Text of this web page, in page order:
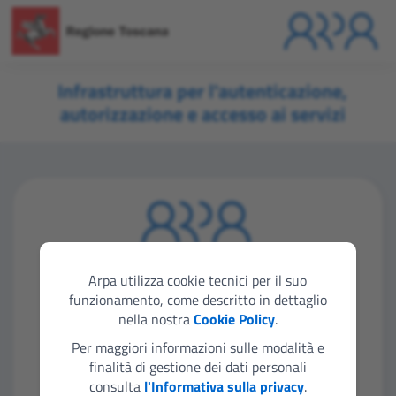
Infrastruttura per l'autenticazione,
autorizzazione e accesso ai servizi
vuoi utilizzare per accedere
Arpa utilizza cookie tecnici per il suo
funzionamento, come descritto in dettaglio
nella nostraCookie Policy.
Per maggiori informazioni sulle modalità e
finalità di gestione dei dati personali
consulta l'Informativa sulla privacy.